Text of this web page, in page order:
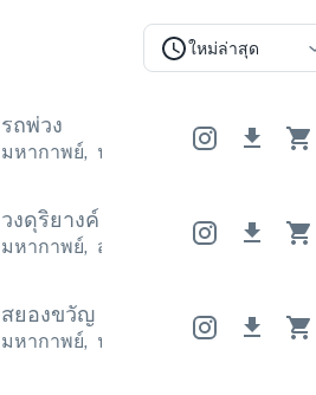
ใหม่ล่าสุด
รถพ่วง
มหากาพย์, น่าทึ่ง มหากาพย์ , น่าทึ่ง
วงดุริยางค์ วงดุริยางค์ วงดุริยางค์
มหากาพย์, สุดขีด มหากาพย์ , สุดขีด
สยองขวัญ สยองขวัญ สยองขวัญ
มหากาพย์, น่าทึ่ง มหากาพย์ , น่าทึ่ง